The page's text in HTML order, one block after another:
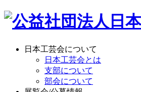
日本工芸会について
日本工芸会とは
支部について
部会について